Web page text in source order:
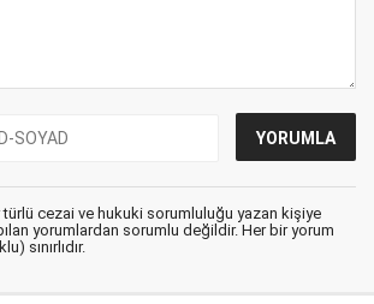
türlü cezai ve hukuki sorumluluğu yazan kişiye
yorumlardan sorumlu değildir. Her bir yorum
sınırlıdır.